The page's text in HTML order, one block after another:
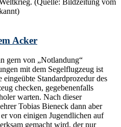
Acker
gern von „Notlandung“
mit dem Segelflugzeug ist
Standardprozedur des
checken, gegebenenfalls
warten. Nach dieser
Tobias Bieneck dann aber
von einigen Jugendlichen auf
gemacht wird, der nur